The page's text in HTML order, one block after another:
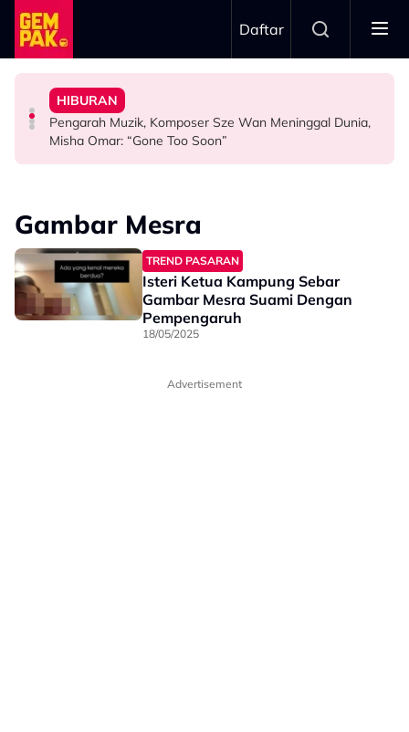
Skip to main content
Daftar
VIRAL
Tular Detik Pilu Di Majlis Pernikahan, Saksi Akad
Meninggal Dunia Sebelum Sempat Sahkan Lafaz
Pengantin - "Hari Ini Hari Yang Paling Sedih..."
HIBURAN
Pengarah Muzik, Komposer Sze Wan Meninggal Dunia,
Misha Omar: “Gone Too Soon”
SELEBRITI
Stacy Rindu Zaman Persembahan 'All Out', Kongsi
Gelagat Penari Ketika Praktis - "Memang Kena Jeling..."
SELEBRITI
Bukan Penyanyi Ego, Adzrin Adzhar 'Back-Up' Awie -
"Ini Namanya Penyanyi Yang..."
Gambar Mesra
TREND PASARAN
Isteri Ketua Kampung Sebar
Gambar Mesra Suami Dengan
Pempengaruh
18/05/2025
Advertisement